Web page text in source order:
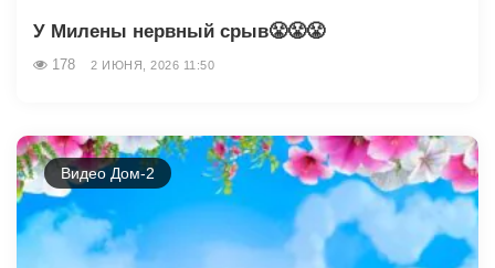
У Милены нервный срыв😤😤😤
178 2 ИЮНЯ, 2026 11:50
Видео Дом-2